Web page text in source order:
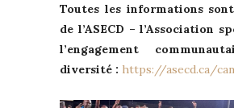
Toutes les informations
de l’ASECD – l’Association
l’engagement
diversité : https://asecd.ca/